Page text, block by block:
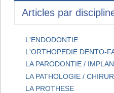
Articles par
L'ENDODONTIE
L'ORTHOPEDIE DENTO-
LA PARODONTIE /
LA PATHOLOGIE /
LA PROTHESE